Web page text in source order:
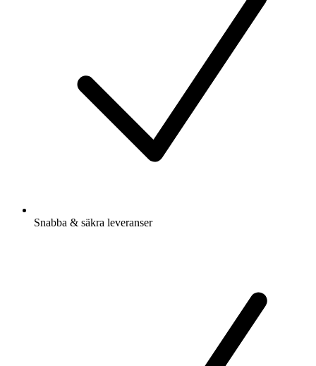
Snabba & säkra leveranser